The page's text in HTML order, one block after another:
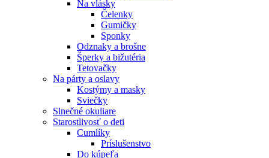
Na vlásky
Čelenky
Gumičky
Sponky
Odznaky a brošne
Šperky a bižutéria
Tetovačky
Na párty a oslavy
Kostýmy a masky
Sviečky
Slnečné okuliare
Starostlivosť o deti
Cumlíky
Príslušenstvo
Do kúpeľa